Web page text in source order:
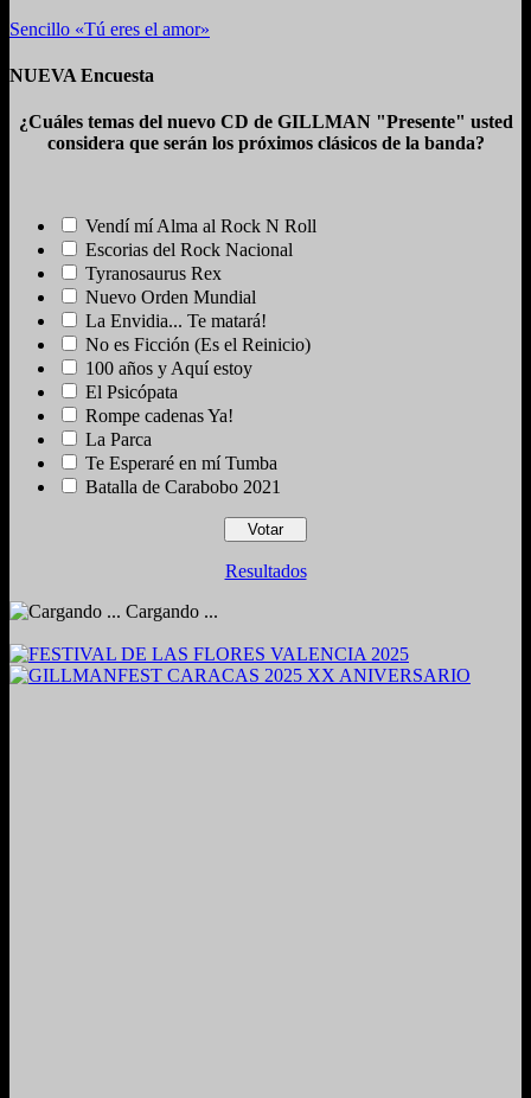
Sencillo «Tú eres el amor»
NUEVA Encuesta
¿Cuáles temas del nuevo CD de GILLMAN "Presente" usted
considera que serán los próximos clásicos de la banda?
Vendí mí Alma al Rock N Roll
Escorias del Rock Nacional
Tyranosaurus Rex
Nuevo Orden Mundial
La Envidia... Te matará!
No es Ficción (Es el Reinicio)
100 años y Aquí estoy
El Psicópata
Rompe cadenas Ya!
La Parca
Te Esperaré en mí Tumba
Batalla de Carabobo 2021
Resultados
Cargando ...